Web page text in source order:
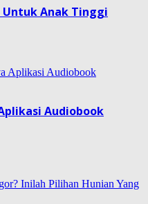
Untuk Anak Tinggi
Audiobook
Inilah Pilihan Hunian Yang